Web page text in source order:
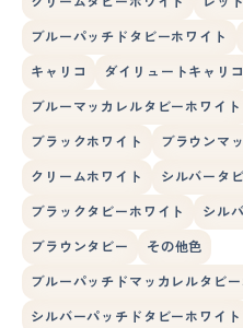
ブルーパッチドタビーホワイト
キャリコ ダイリュートキャリコ
ブルーマッカレルタビーホワイト
ブラックホワイト ブラウンマ
クリームホワイト シルバータ
ブラックタビーホワイト シル
ブラウンタビー その他色
ブルーパッチドマッカレルタビー
シルバーパッチドタビーホワイト